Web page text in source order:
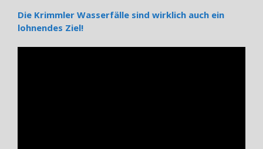
Die Krimmler Wasserfälle sind wirklich auch ein
lohnendes Ziel!